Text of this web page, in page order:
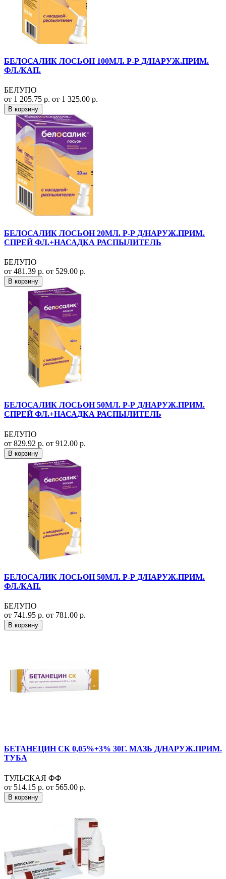
БЕЛОСАЛИК ЛОСЬОН 100МЛ. Р-Р Д/НАРУЖ.ПРИМ.
ФЛ./КАП.
БЕЛУПО
от 1 205.75 р. от 1 325.00 р.
В корзину
БЕЛОСАЛИК ЛОСЬОН 20МЛ. Р-Р Д/НАРУЖ.ПРИМ.
СПРЕЙ ФЛ.+НАСАДКА РАСПЫЛИТЕЛЬ
БЕЛУПО
от 481.39 р. от 529.00 р.
В корзину
БЕЛОСАЛИК ЛОСЬОН 50МЛ. Р-Р Д/НАРУЖ.ПРИМ.
СПРЕЙ ФЛ.+НАСАДКА РАСПЫЛИТЕЛЬ
БЕЛУПО
от 829.92 р. от 912.00 р.
В корзину
БЕЛОСАЛИК ЛОСЬОН 50МЛ. Р-Р Д/НАРУЖ.ПРИМ.
ФЛ./КАП.
БЕЛУПО
от 741.95 р. от 781.00 р.
В корзину
БЕТАНЕЦИН СК 0,05%+3% 30Г. МАЗЬ Д/НАРУЖ.ПРИМ.
ТУБА
ТУЛЬСКАЯ ФФ
от 514.15 р. от 565.00 р.
В корзину